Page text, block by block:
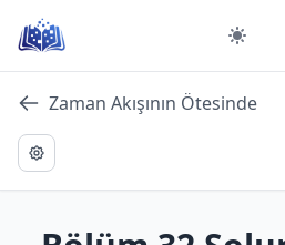
content
Zaman Akışının Ötesinde